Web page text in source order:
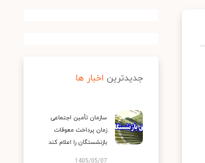
جدیدترین اخبار ها
سازمان تأمین اجتماعی
زمان پرداخت معوقات
بازنشستگان را اعلام کند
1405/05/07